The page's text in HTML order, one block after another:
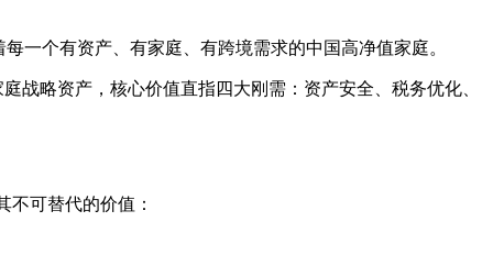
一个有资产、有家庭、有跨境需求的中国高净值家庭。
战略资产，核心价值直指四大刚需：资产安全、税务优化、
不可替代的价值：